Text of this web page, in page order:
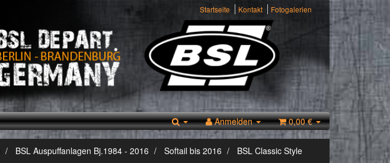
Startseite Kontakt Fotogalerien
Anmelden 0,00 €
BSL Auspuffanlagen Bj.1984 - 2016 Softail bis 2016 BSL Classic Style